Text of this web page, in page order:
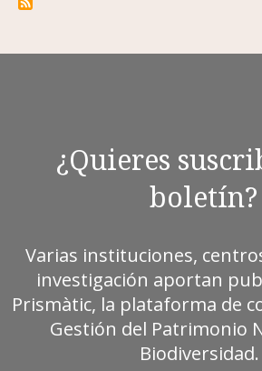
¿Quieres
boletín?
Varias instituciones,
investigación aportan
Prismàtic, la plataforma de
Gestión del Patrimonio
Biodiversidad.